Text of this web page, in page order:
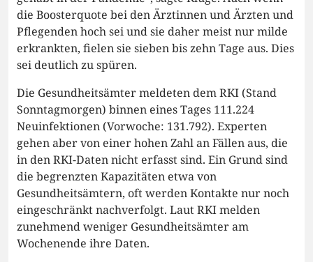
die Boosterquote bei den Ärztinnen und Ärzten und
Pflegenden hoch sei und sie daher meist nur milde
erkrankten, fielen sie sieben bis zehn Tage aus. Dies
sei deutlich zu spüren.
Die Gesundheitsämter meldeten dem RKI (Stand
Sonntagmorgen) binnen eines Tages 111.224
Neuinfektionen (Vorwoche: 131.792). Experten
gehen aber von einer hohen Zahl an Fällen aus, die
in den RKI-Daten nicht erfasst sind. Ein Grund sind
die begrenzten Kapazitäten etwa von
Gesundheitsämtern, oft werden Kontakte nur noch
eingeschränkt nachverfolgt. Laut RKI melden
zunehmend weniger Gesundheitsämter am
Wochenende ihre Daten.